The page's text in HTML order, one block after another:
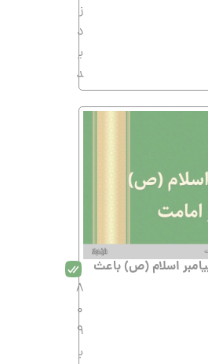
ز
د
ی
د
اسلام (ص) باعث
8
0
9
ب